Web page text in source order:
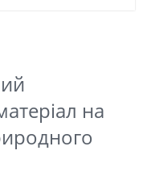
на